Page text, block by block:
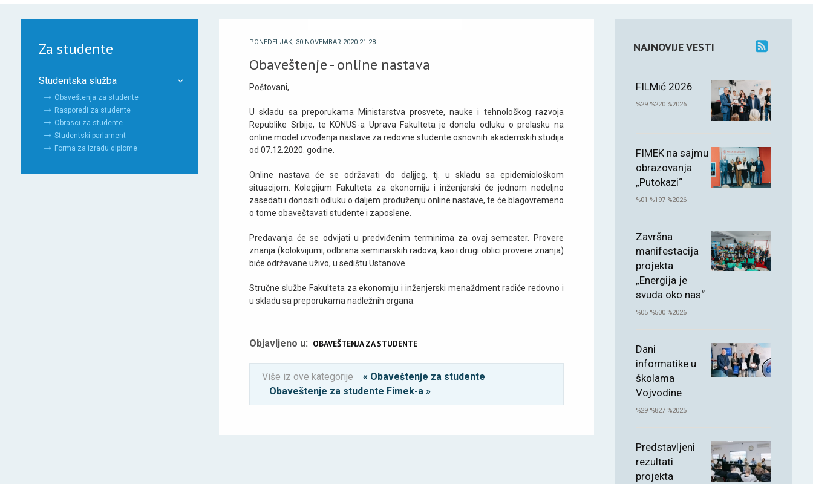
PONEDELJAK, 30 NOVEMBAR 2020 21:28
Obaveštenje - online nastava
Poštovani,
U skladu sa preporukama Ministarstva prosvete, nauke i tehnološkog razvoja
Republike Srbije, te KONUS-a Uprava Fakulteta je donela odluku o prelasku na
online model izvođenja nastave za redovne studente osnovnih akademskih studija
od 07.12.2020. godine.
Online nastava će se održavati do daljjeg, tj. u skladu sa epidemiološkom
situacijom. Kolegijum Fakulteta za ekonomiju i inženjerski će jednom nedeljno
zasedati i donositi odluku o daljem produženju online nastave, te će blagovremeno
o tome obaveštavati studente i zaposlene.
Predavanja će se odvijati u predviđenim terminima za ovaj semester. Provere
znanja (kolokvijumi, odbrana seminarskih radova, kao i drugi oblici provere znanja)
biće održavane uživo, u sedištu Ustanove.
Stručne službe Fakulteta za ekonomiju i inženjerski menaždment radiće redovno i
u skladu sa preporukama nadležnih organa.
Objavljeno u: OBAVEŠTENJA ZA STUDENTE
Više iz ove kategorije
« Obaveštenje za studente
Obaveštenje za studente Fimek-a »
Za studente
Studentska služba
Obaveštenja za studente
Rasporedi za studente
Obrasci za studente
Studentski parlament
Forma za izradu diplome
NAJNOVIJE VESTI
FILMić 2026
%29 %220 %2026
FIMEK na sajmu
obrazovanja
„Putokazi“
%01 %197 %2026
Završna
manifestacija
projekta
„Energija je
svuda oko nas“
%05 %500 %2026
Dani
informatike u
školama
Vojvodine
%29 %827 %2025
Predstavljeni
rezultati
projekta